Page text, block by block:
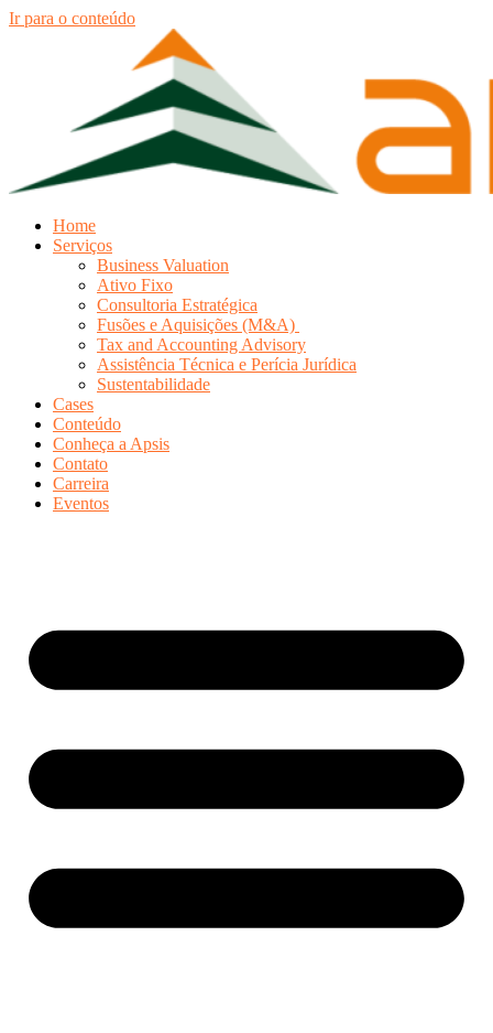
Ir para o conteúdo
Home
Serviços
Business Valuation
Ativo Fixo
Consultoria Estratégica
Fusões e Aquisições (M&A)
Tax and Accounting Advisory
Assistência Técnica e Perícia Jurídica
Sustentabilidade
Cases
Conteúdo
Conheça a Apsis
Contato
Carreira
Eventos